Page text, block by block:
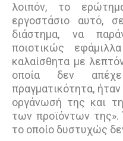
λοιπόν, το
εργοστάσιο αυτό,
διάστημα, να
ποιοτικώς
καλαίσθητα με
οποία δεν
πραγματικότητα,
οργάνωσή της και
των προϊόντων της».
το οποίο δυστυχώς